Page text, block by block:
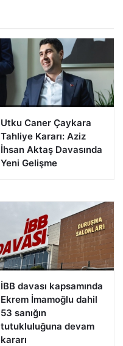
Utku Caner Çaykara
Tahliye Kararı: Aziz
İhsan Aktaş Davasında
Yeni Gelişme
İBB davası kapsamında
Ekrem İmamoğlu dahil
53 sanığın
tutukluluğuna devam
kararı